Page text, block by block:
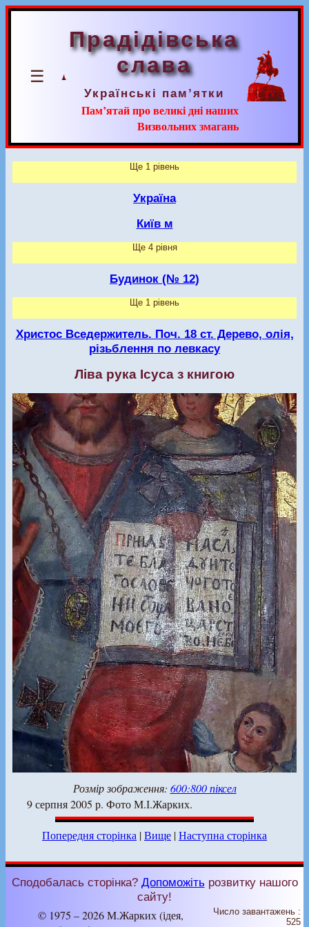
☰
Прадідівська
слава
Українські пам’ятки
Пам’ятай про великі дні наших
Визвольних змагань
Ще 1 рівень
Україна
Київ м
Ще 4 рівня
Будинок (№ 12)
Ще 1 рівень
Христос Вседержитель. Поч. 18 ст. Дерево, олія,
різьблення по левкасу
Ліва рука Ісуса з книгою
Розмір зображення: 600:800 піксел
9 серпня 2005 р. Фото М.І.Жарких.
Попередня сторінка |Вище |Наступна сторінка
Сподобалась сторінка? Допоможітьрозвитку нашого
сайту!
© 1975 – 2026 М.Жарких (ідея,
Число завантажень :
525